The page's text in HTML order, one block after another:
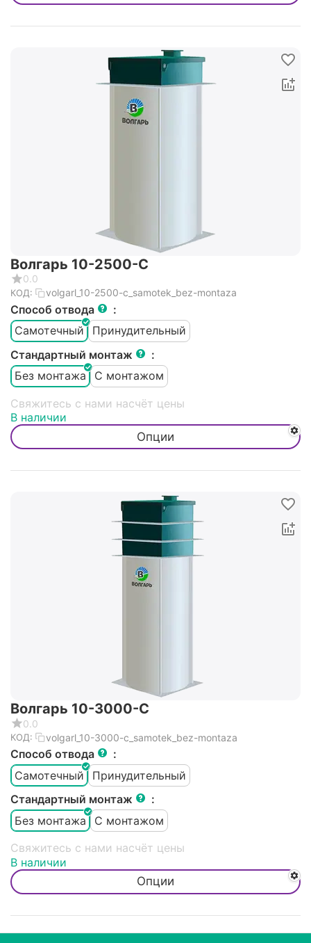
Волгарь 10-2500-С
0.0
КОД: volgarl_10-2500-c_samotek_bez-montaza
Способ отвода
:
Самотечный
Принудительный
Стандартный монтаж
:
Без монтажа
С монтажом
Свяжитесь с нами насчёт цены
Опции
В наличии
Волгарь 10-3000-С
0.0
КОД: volgarl_10-3000-c_samotek_bez-montaza
Способ отвода
:
Самотечный
Принудительный
Стандартный монтаж
:
Без монтажа
С монтажом
Свяжитесь с нами насчёт цены
Опции
В наличии